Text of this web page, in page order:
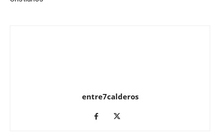
entre7calderos